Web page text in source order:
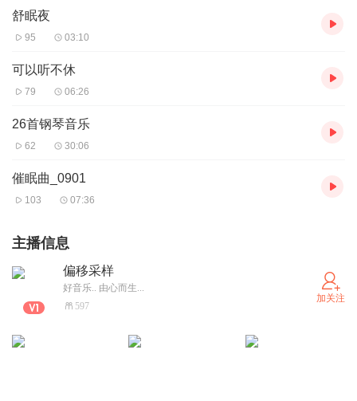
舒眠夜
95 03:10
可以听不休
79 06:26
26首钢琴音乐
62 30:06
催眠曲_0901
103 07:36
主播信息
偏移采样
好音乐.. 由心而生...
597
加关注